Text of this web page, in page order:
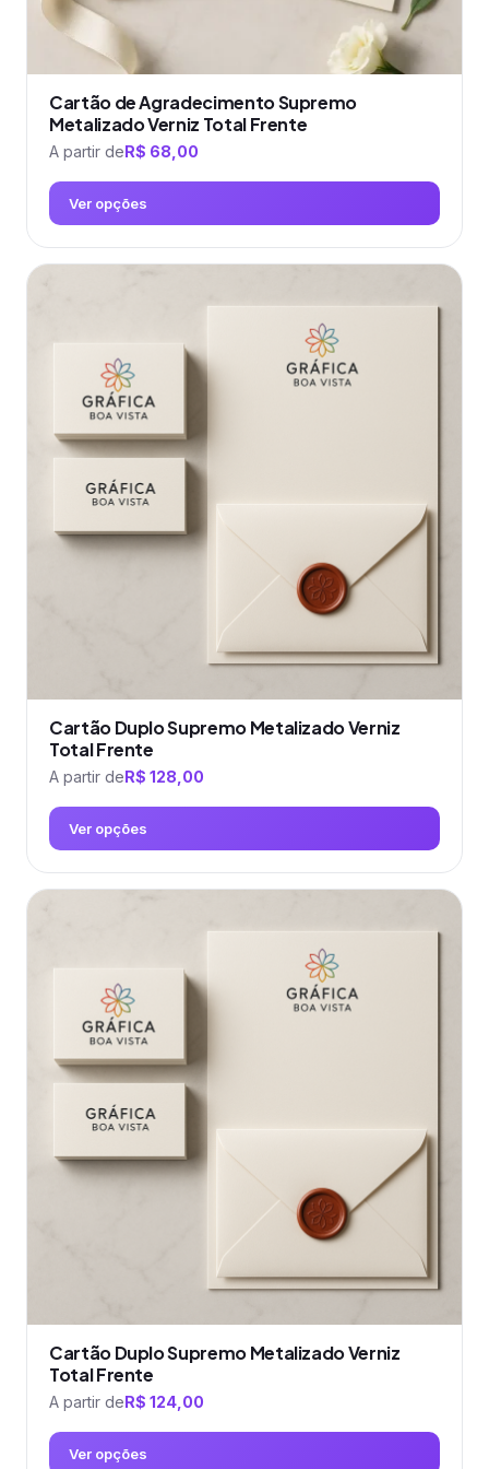
Cartão de Agradecimento Supremo
Metalizado Verniz Total Frente
A partir deR$ 68,00
Ver opções
Este
produto
várias
variantes.
podem
escolhidas
Cartão Duplo Supremo Metalizado Verniz
Total Frente
A partir deR$ 128,00
Ver opções
Este
produto
várias
variantes.
podem
escolhidas
Cartão Duplo Supremo Metalizado Verniz
Total Frente
A partir deR$ 124,00
Ver opções